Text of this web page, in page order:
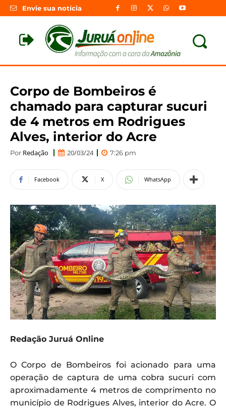
Envie sua notícia
Corpo de Bombeiros é
chamado para capturar sucuri
de 4 metros em Rodrigues
Alves, interior do Acre
Por Redação 20/03/24 7:26 pm
Facebook X WhatsApp
Redação Juruá Online
O Corpo de Bombeiros foi acionado para uma
operação de captura de uma cobra sucuri com
aproximadamente 4 metros de comprimento no
município de Rodrigues Alves, interior do Acre. O